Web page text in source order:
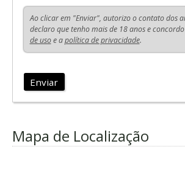
Ao clicar em "Enviar", autorizo o contato dos
declaro que tenho mais de 18 anos e
de usoe apolítica de privacidade.
Enviar
Mapa de Localização